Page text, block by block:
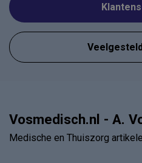
Vosmedisch.nl - A.
Medische en Thuiszorg